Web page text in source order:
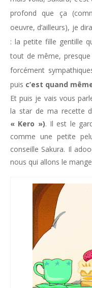
profond que ça
oeuvre, d’ailleurs), je
: la petite fille gentille
tout de même,
forcément
puis c’est quand
Et puis je vais vous
la star de ma recette
« Kero »). Il est le
comme une petite
conseille Sakura. Il
nous qui allons le